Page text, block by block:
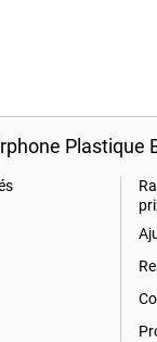
Plastique